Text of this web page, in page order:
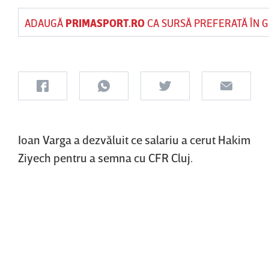
ADAUGĂ PRIMASPORT.ROCA SURSĂ PREFERATĂ ÎN
Ioan Varga a dezvăluit ce salariu a cerut Hakim
Ziyech pentru a semna cu CFR Cluj.